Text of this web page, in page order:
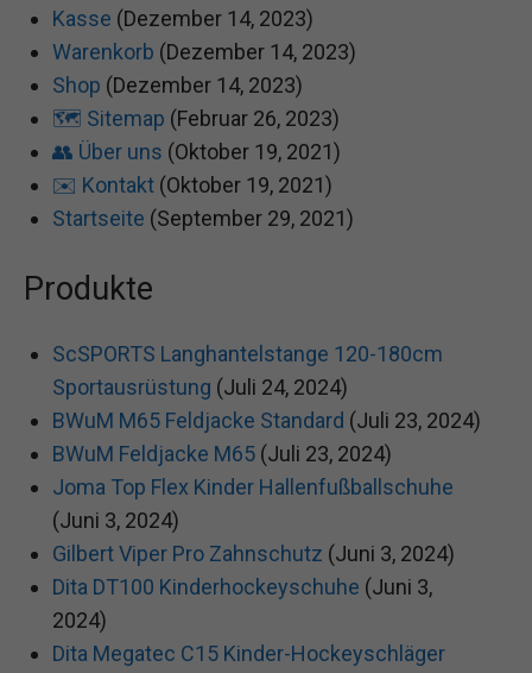
Kasse (Dezember 14, 2023)
Warenkorb (Dezember 14, 2023)
Shop (Dezember 14, 2023)
🗺️ Sitemap (Februar 26, 2023)
👥 Über uns (Oktober 19, 2021)
✉️ Kontakt (Oktober 19, 2021)
Startseite (September 29, 2021)
Produkte
ScSPORTS Langhantelstange 120-180cm
Sportausrüstung (Juli 24, 2024)
BWuM M65 Feldjacke Standard (Juli 23, 2024)
BWuM Feldjacke M65 (Juli 23, 2024)
Joma Top Flex Kinder Hallenfußballschuhe
(Juni 3, 2024)
Gilbert Viper Pro Zahnschutz (Juni 3, 2024)
Dita DT100 Kinderhockeyschuhe (Juni 3,
2024)
Dita Megatec C15 Kinder-Hockeyschläger